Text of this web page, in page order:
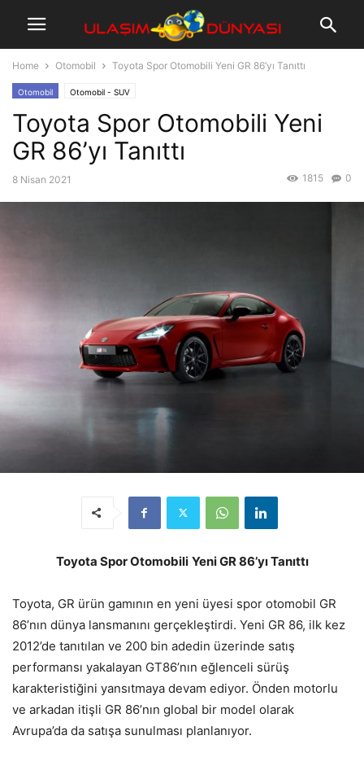
Home Otomobil Toyota Spor Otomobili Yeni GR 86’yı Tanıttı
Otomobil Otomobil - SUV
Toyota Spor Otomobili Yeni
GR 86’yı Tanıttı
8 Nisan 2021 0
1815
Toyota Spor Otomobili Yeni GR 86’yı Tanıttı
Toyota, GR ürün gamının en yeni üyesi spor otomobil GR
86’nın dünya lansmanını gerçekleştirdi. Yeni GR 86, ilk kez
2012’de tanıtılan ve 200 bin adedin üzerinde satış
performansı yakalayan GT86’nın eğlenceli sürüş
karakteristiğini yansıtmaya devam ediyor. Önden motorlu
ve arkadan itişli GR 86’nın global bir model olarak
Avrupa’da da satışa sunulması planlanıyor.